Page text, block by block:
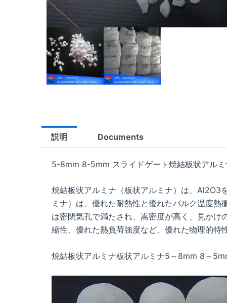
説明 Documents
5-8mm 8-5mm スライドゲート焼結板状アルミ
焼結板状アルミナ（板状アルミナ）は、Al2O3
ミナ）は、優れた耐熱性と優れたバルク温度
は密閉気孔で満たされ、嵩密度が高く、見か
縮性、優れた熱負荷強度など、優れた物理的特
焼結板状アルミナ板状アルミナ5～8mm 8～